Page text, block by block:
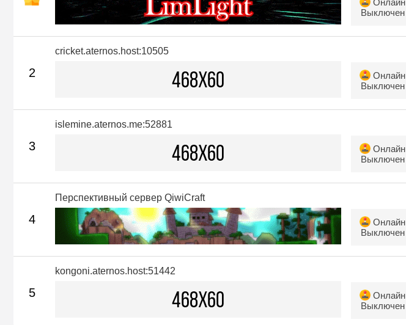
Выключен
2
cricket.aternos.host:10505
Онлайн
Выключен
3
islemine.aternos.me:52881
Онлайн
Выключен
4
Перспективный сервер QiwiCraft
Онлайн
Выключен
5
kongoni.aternos.host:51442
Онлайн
Выключен